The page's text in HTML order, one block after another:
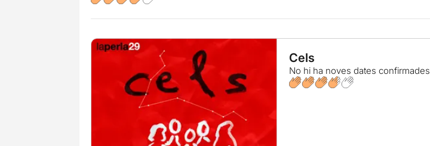
Cels
No hi ha noves dates confirmades